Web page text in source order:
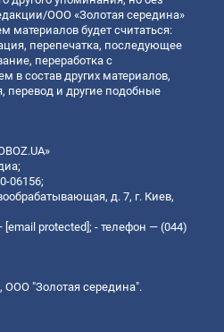
ООО «Золотая середина»
материалов будет считаться:
перепечатка, последующее
переработка с
в состав других материалов,
перевод и другие подобные
06156;
д. 7, г. Киев,
[email protected] ; - телефон — (044)
"Золотая середина".